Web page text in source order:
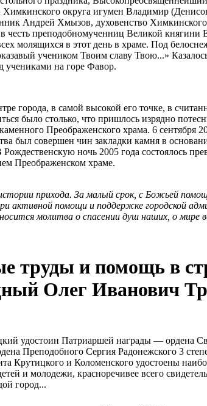
Химкинского округа игумен Владимир
Андрей Хмызов, духовенство
честь преподобномученниц Великой
молящихся в этот день в храме. Под
учеником Твоим славу Твою...»
учениками на горе Фавор.
города, в самой высокой его точке, в
было столько, что пришлось изрядно
Преображенского храма. 6
был совершен чин закладки камня в
ночь 2005 года состоялось
Преображенском храме.
прихода. За малый срок, с Божьей
активной помощи и поддержке городской
молитва о спасении душ наших, о
труды и помощь в
Олег Иванович
удостоин Патриаршей награды — ордена
Преподобного Сергия Радонежского 3
Крутицкого и Коломенского удостоены
и молодежи, красноречивее всего
город...